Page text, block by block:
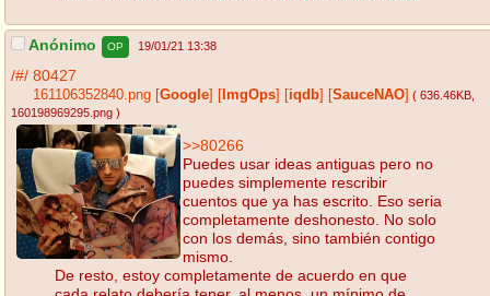
Anónimo OP 19/01/21 13:38
/#/ 80427
161106352840.png Google ImgOps iqdb SauceNAO ( 636.46KB
160198969295.png )
>>80266
Puedes usar ideas antiguas pero no
puedes simplemente rescribir
cuentos que ya has escrito. Eso seria
completamente deshonesto. No solo
con los demás, sino también contigo
mismo.
De resto, estoy completamente de acuerdo en que